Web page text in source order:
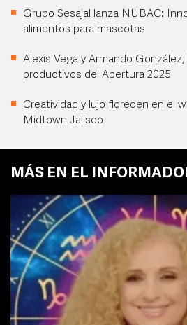
Grupo Sesajal lanza NUBAC:
alimentos para mascotas
Alexis Vega y Armando
productivos del Apertura 2025
Creatividad y lujo florecen en el
Midtown Jalisco
MÁS EN EL